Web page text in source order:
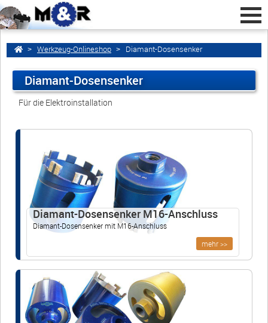
Home zurück
Diamant-Dosensenker M16-Anschluss
Diamant-Dosensenker M16 für Staubabsaugungen
Staubabsaugung für Diamant-Dosensenker
Adapter für Dosensenker
M16-Verlängerung 200 mm für Dosensenker /
Dosenbohrer
Werkzeugschleiferei M&R GmbH
Marie-Curie-Str. 4a
16321 Bernau bei Berlin • Deutschland
Werkzeug-Onlineshop Diamant-Dosensenker
Diamant-Dosensenker
Für die Elektroinstallation
Diamant-Dosensenker M16-Anschluss
Diamant-Dosensenker mit M16-Anschluss
mehr >>